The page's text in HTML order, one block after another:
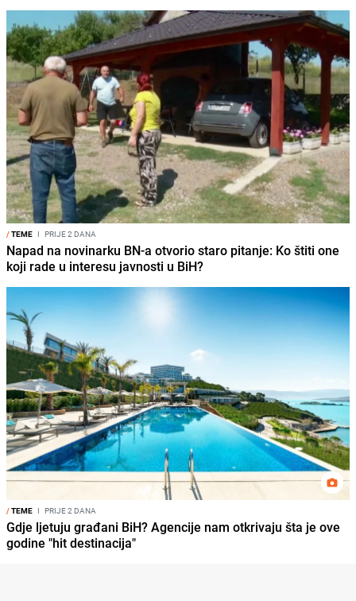
/TEME I PRIJE 2 DANA
Napad na novinarku BN-a otvorio staro pitanje: Ko štiti one
koji rade u interesu javnosti u BiH?
/TEME I PRIJE 2 DANA
Gdje ljetuju građani BiH? Agencije nam otkrivaju šta je ove
godine "hit destinacija"